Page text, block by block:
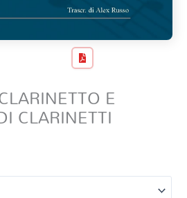
E
CLARINETTI